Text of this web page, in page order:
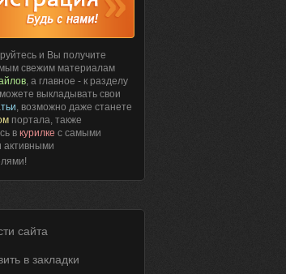
и Вы получите
свежим материалам
, а главное - к разделу
выкладывать свои
, возможно даже станете
портала, также
в курилке с самыми
активными
сайта
в закладки